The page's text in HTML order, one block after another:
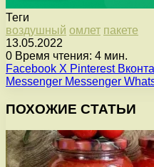
Теги
воздушный омлет пакете
13.05.2022
0 Время чтения: 4 мин.
Facebook X Pinterest
Messenger Messenger
ПОХОЖИЕ СТАТЬИ